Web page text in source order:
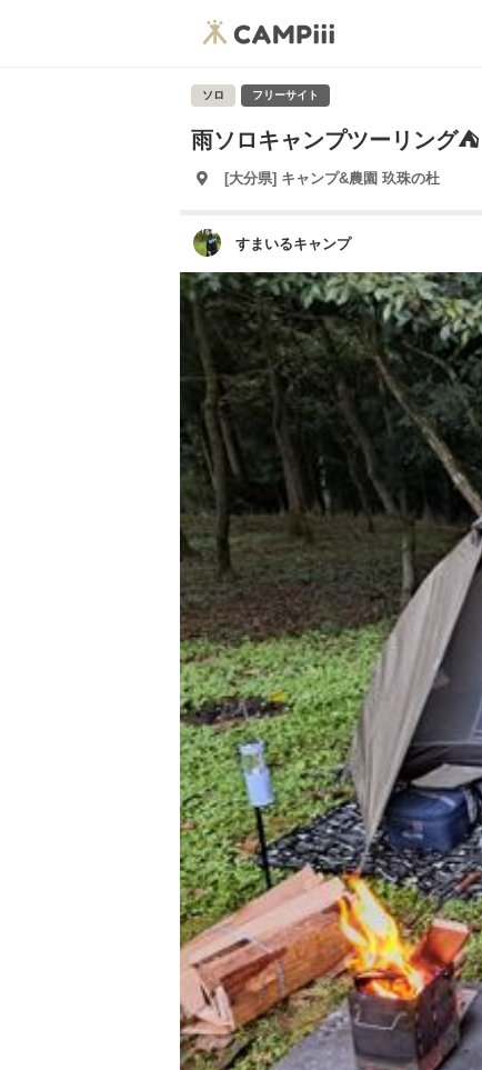
ソロ フリーサイト
雨ソロキャンプツーリング⛺
[大分県] キャンプ&農園 玖珠の杜
すまいるキャンプ